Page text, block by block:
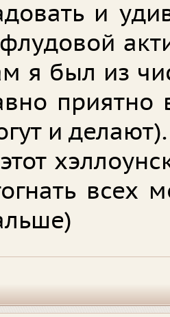
и
я был из
приятно
и делают).
всех